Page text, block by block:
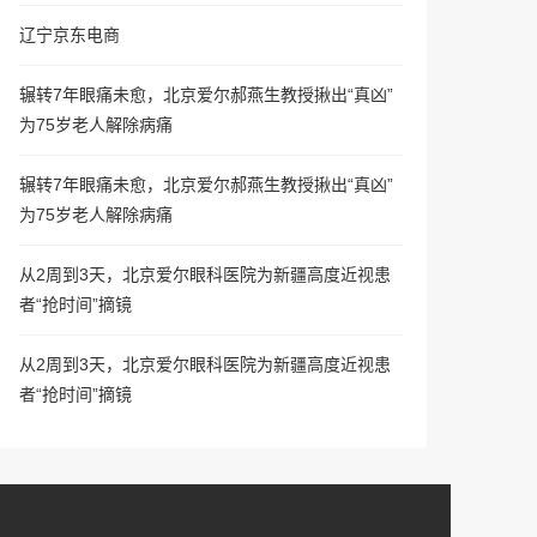
辽宁京东电商
辗转7年眼痛未愈，北京爱尔郝燕生教授揪出“真凶”
为75岁老人解除病痛
辗转7年眼痛未愈，北京爱尔郝燕生教授揪出“真凶”
为75岁老人解除病痛
从2周到3天，北京爱尔眼科医院为新疆高度近视患
者“抢时间”摘镜
从2周到3天，北京爱尔眼科医院为新疆高度近视患
者“抢时间”摘镜